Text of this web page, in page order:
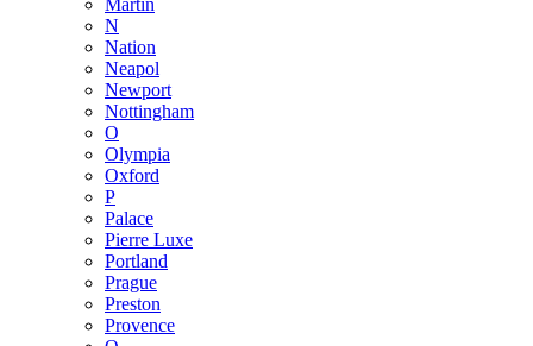
Martin
N
Nation
Neapol
Newport
Nottingham
O
Olympia
Oxford
P
Palace
Pierre Luxe
Portland
Prague
Preston
Provence